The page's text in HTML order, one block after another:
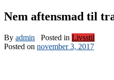
Nem aftensmad til
By admin Posted in Livsstil
Posted on november 3, 2017